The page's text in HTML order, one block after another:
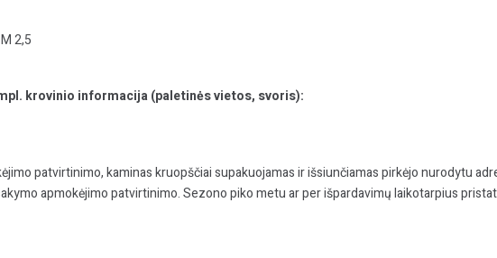
2,5
krovinio informacija (paletinės vietos, svoris):
patvirtinimo, kaminas kruopščiai supakuojamas ir išsiunčiamas pirkėjo nurodytu
apmokėjimo patvirtinimo. Sezono piko metu ar per išpardavimų laikotarpius